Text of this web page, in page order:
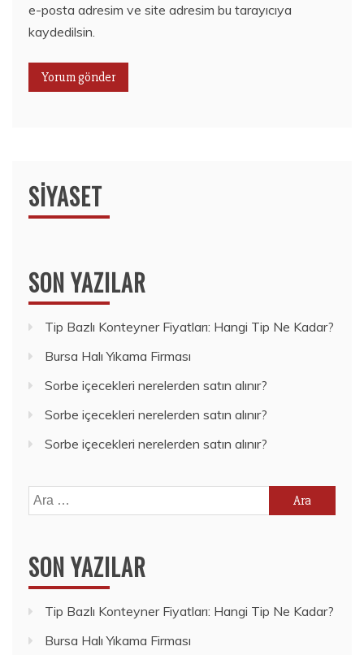
e-posta adresim ve site adresim bu tarayıcıya
kaydedilsin.
SIYASET
SON YAZILAR
Tip Bazlı Konteyner Fiyatları: Hangi Tip Ne Kadar?
Bursa Halı Yıkama Firması
Sorbe içecekleri nerelerden satın alınır?
Sorbe içecekleri nerelerden satın alınır?
Sorbe içecekleri nerelerden satın alınır?
Arama:
SON YAZILAR
Tip Bazlı Konteyner Fiyatları: Hangi Tip Ne Kadar?
Bursa Halı Yıkama Firması